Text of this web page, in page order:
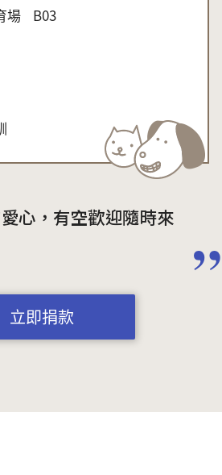
場
B03
心，有空歡迎隨時來
立即捐款